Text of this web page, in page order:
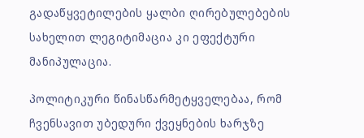
გადაწყვეტილების ყალბი ღირებულებების
სახელით ლეგიტიმაცია კი ეფექტური
მანიპულაცია.
პოლიტიკური წინასწარმეტყველებაა, რომ
ჩვენსავით უბედური ქვეყნების ხარჯზე